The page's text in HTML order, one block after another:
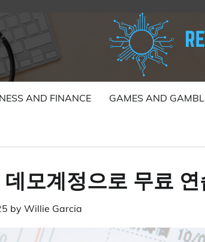
AND FINANCE GAMES AND
모계정으로 무료 연
by Willie Garcia